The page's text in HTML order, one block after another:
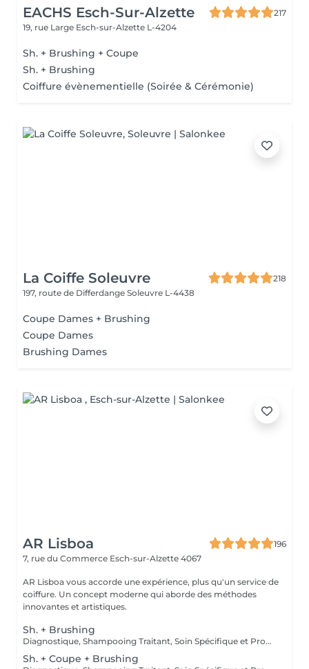
EACHS Esch-Sur-Alzette
217
19, rue Large Esch-sur-Alzette L-4204
Sh. + Brushing + Coupe
Sh. + Brushing
Coiffure évènementielle (Soirée & Cérémonie)
La Coiffe Soleuvre
218
197, route de Differdange Soleuvre L-4438
Coupe Dames + Brushing
Coupe Dames
Brushing Dames
AR Lisboa
196
7, rue du Commerce Esch-sur-Alzette 4067
AR Lisboa vous accorde une expérience, plus qu'un service de
coiffure. Un concept moderne qui aborde des méthodes
innovantes et artistiques.
Sh. + Brushing
Diagnostique, Shampooing Traitant, Soin Spécifique et Produits Coiffants inclus
Sh. + Coupe + Brushing